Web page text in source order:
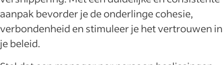
aanpak bevorder je de onderlinge cohesie,
verbondenheid en stimuleer je het vertrouwen in
je beleid.